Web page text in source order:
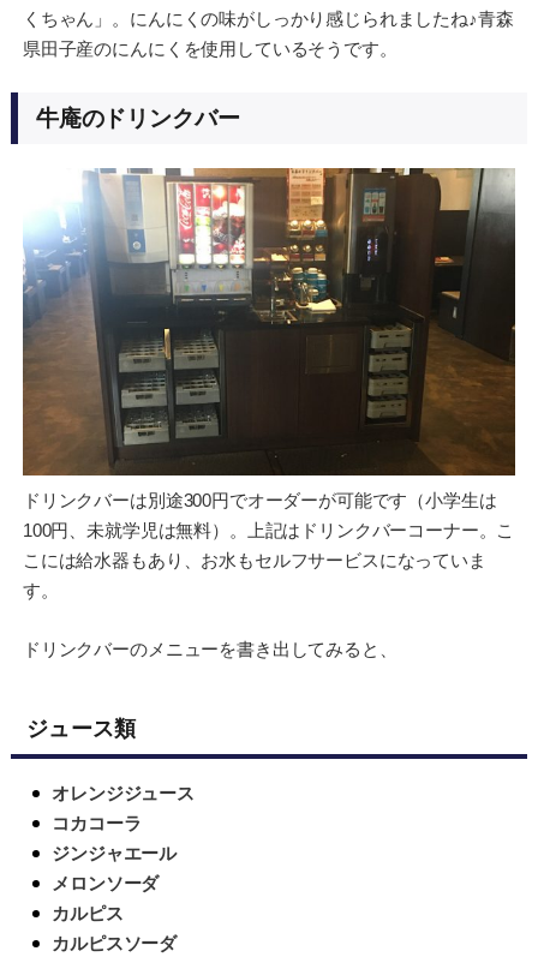
くちゃん」。にんにくの味がしっかり感じられましたね♪青森
県田子産のにんにくを使用しているそうです。
牛庵のドリンクバー
ドリンクバーは別途300円でオーダーが可能です（小学生は
100円、未就学児は無料）。上記はドリンクバーコーナー。こ
こには給水器もあり、お水もセルフサービスになっていま
す。
ドリンクバーのメニューを書き出してみると、
ジュース類
オレンジジュース
コカコーラ
ジンジャエール
メロンソーダ
カルピス
カルピスソーダ